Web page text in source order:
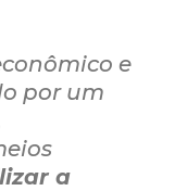
e
por um
a